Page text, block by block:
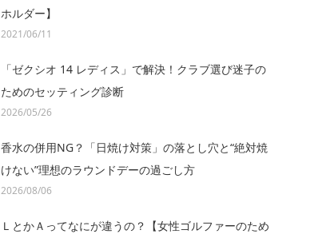
ホルダー】
2021/06/11
「ゼクシオ 14 レディス」で解決！クラブ選び迷子の
ためのセッティング診断
2026/05/26
香水の併用NG？「日焼け対策」の落とし穴と“絶対焼
けない”理想のラウンドデーの過ごし方
2026/08/06
ＬとかＡってなにが違うの？【女性ゴルファーのため